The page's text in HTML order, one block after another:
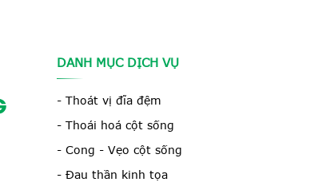
DANH MỤC DỊCH VỤ
- Thoát vị đĩa đệm
- Thoái hoá cột sống
- Cong - Vẹo cột sống
- Đau thần kinh tọa